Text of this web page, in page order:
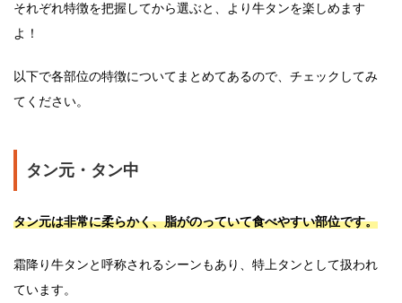
それぞれ特徴を把握してから選ぶと、より牛タンを楽しめます
よ！
以下で各部位の特徴についてまとめてあるので、チェックしてみ
てください。
タン元・タン中
タン元は非常に柔らかく、脂がのっていて食べやすい部位です。
霜降り牛タンと呼称されるシーンもあり、特上タンとして扱われ
ています。